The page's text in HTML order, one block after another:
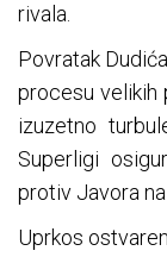
rivala.
Povratak
procesu velikih
izuzetno
Superligi
protiv Javora
Uprkos